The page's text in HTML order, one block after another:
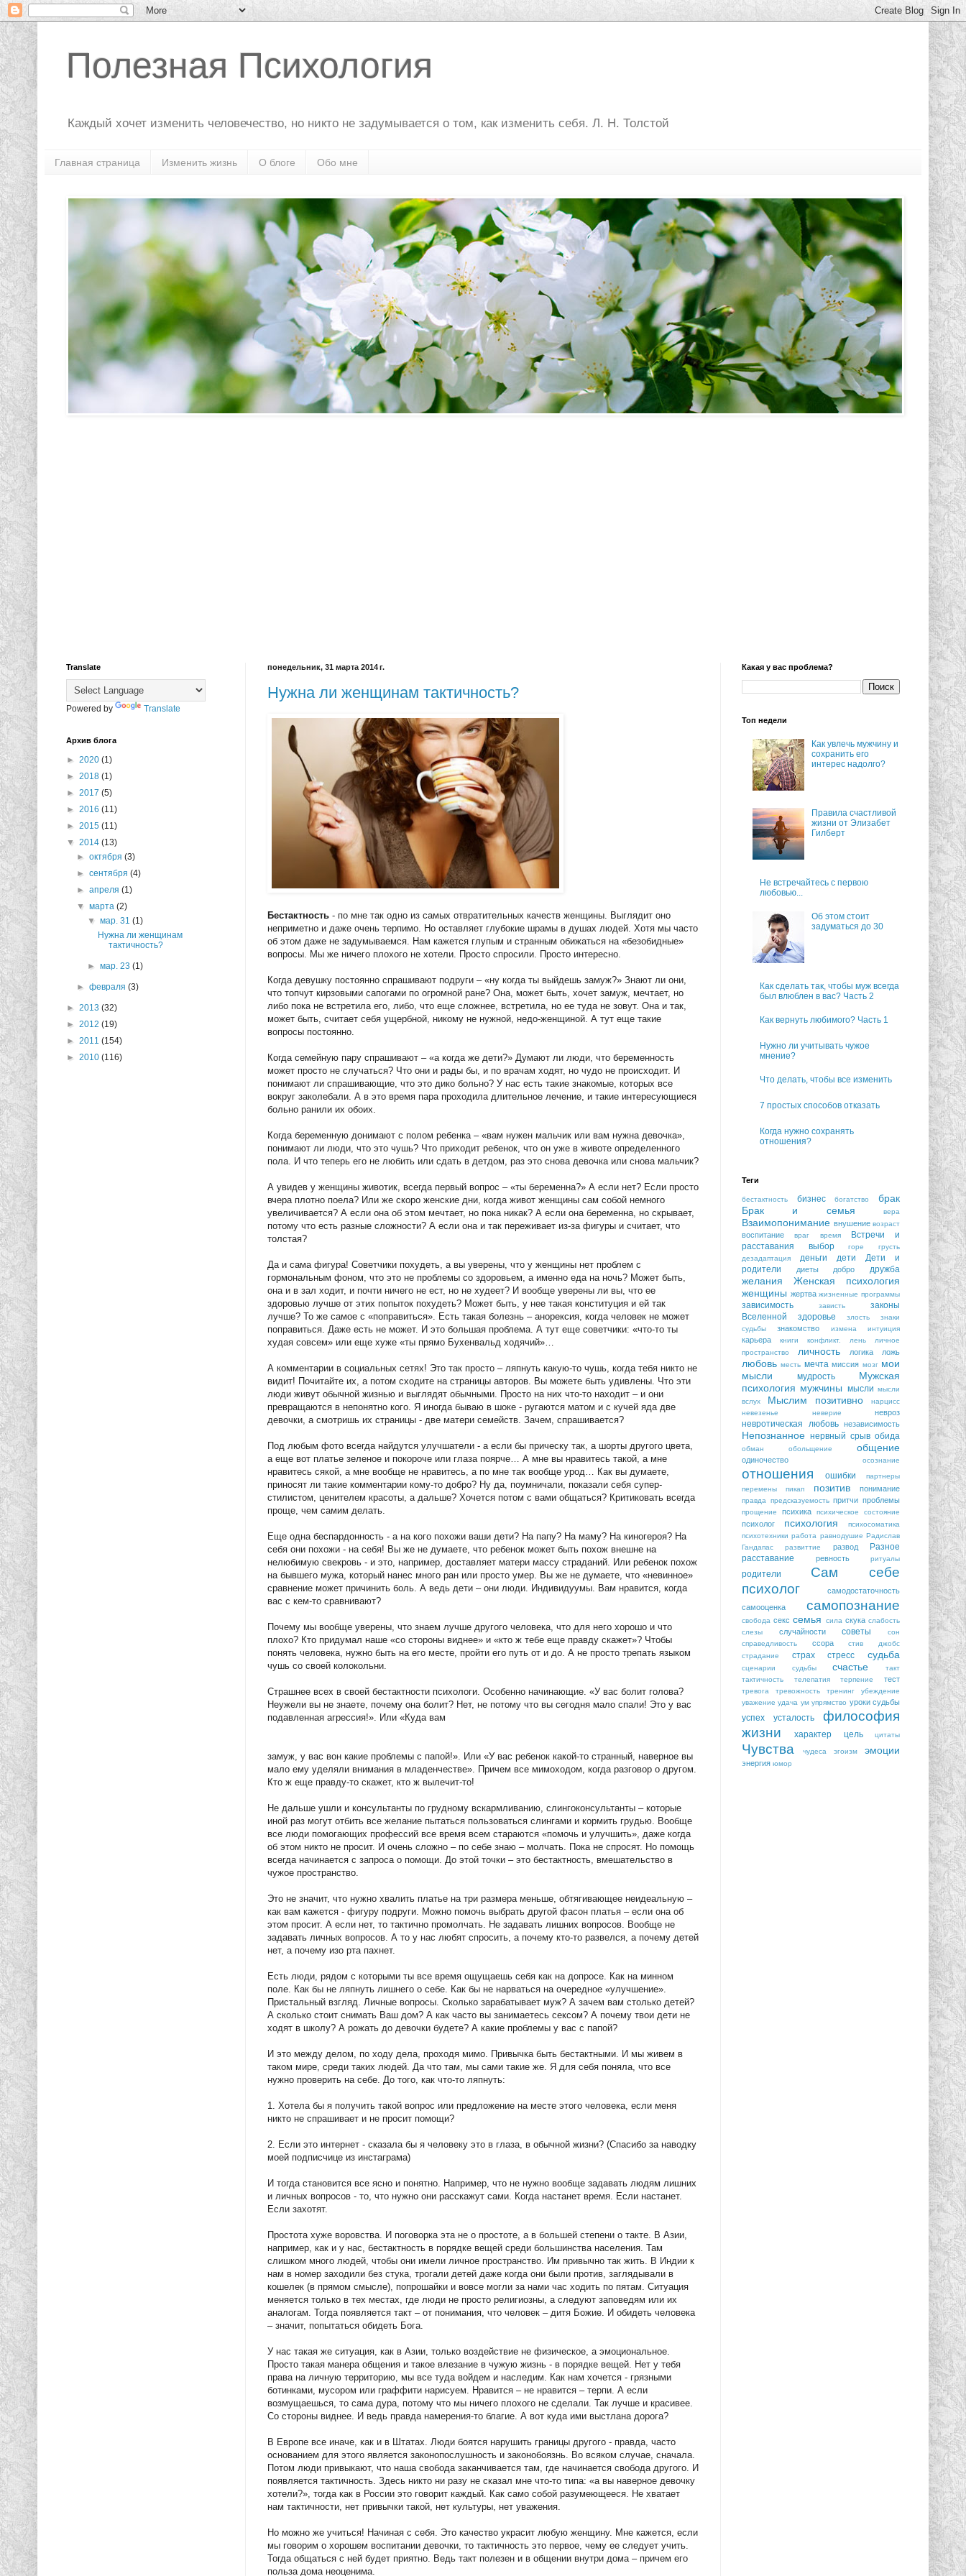
Полезная Психология
Каждый хочет изменить человечество, но никто не задумывается о том, как изменить себя. Л. Н. Толстой
Главная страница Изменить жизнь О блоге Обо мне
понедельник, 31 марта 2014 г.
Нужна ли женщинам тактичность?
Бестактность - по мне так одно из самых отвратительных качеств женщины. Выглядит оно
неприметно и даже очень терпимо. Но оставляет глубокие шрамы в душах людей. Хотя мы часто
об этом даже не задумываемся. Нам кажется глупым и странным обижаться на «безобидные»
вопросы. Мы же ничего плохого не хотели. Просто спросили. Просто интересно.
Когда девушку постоянно спрашивают подруги – «ну когда ты выйдешь замуж?» Знают ли они,
что топчут кирзовыми сапогами по огромной ране? Она, может быть, хочет замуж, мечтает, но
либо пока не встретила его, либо, что еще сложнее, встретила, но ее туда не зовут. Она и так,
может быть, считает себя ущербной, никому не нужной, недо-женщиной. А тут еще такие
вопросы постоянно.
Когда семейную пару спрашивают – «а когда же дети?» Думают ли люди, что беременность
может просто не случаться? Что они и рады бы, и по врачам ходят, но чудо не происходит. И
понимают ли спрашивающие, что это дико больно? У нас есть такие знакомые, которых все
вокруг заколебали. А в это время пара проходила длительное лечение, и такие интересующиеся
больно ранили их обоих.
Когда беременную донимают с полом ребенка – «вам нужен мальчик или вам нужна девочка»,
понимают ли люди, что это чушь? Что приходит ребенок, что он уже в животе определенного
пола. И что теперь его не любить или сдать в детдом, раз это снова девочка или снова мальчик?
А увидев у женщины животик, всегда первый вопрос – «ты беременна?» А если нет? Если просто
вчера плотно поела? Или же скоро женские дни, когда живот женщины сам собой немного
увеличивается? А если она об этом мечтает, но пока никак? А если она беременна, но скрывает,
потому что есть разные сложности? А если она и так переживает из-за фигуры и считает, что
толстая?
Да и сама фигура! Советчики похудеть, а вы уверены, что у женщины нет проблем с
гормональным фоном, что это не проблемы со здоровьем, а именно еда на ночь? Может быть,
она и в зал ходит, и почти ничего не ест, но не худеет? И вообще уверены ли вы, что ее
здоровью лучше от этих попыток похудеть? Может быть, у нее такая конституция и ей так
лучше? То же самое с «поправиться». Есть такая болезнь – анорексия, когда человек не может
поправиться. Даже есть не может. И это большая проблема. А тут еще советчики: «что-то ты
худая совсем» или еще хуже «ты прямо Бухенвальд ходячий»…
А комментарии в социальных сетях! Это так просто – ляпнуть какую-то чушь, когда тебя никто не
видит! Почитайте их, а потом сходите на страницы авторов. Вы можете быть удивлены. Что эти
люди живут обычной жизнью и выглядят обычными. Просто на них что-то находит – и они
превращаются в непонятно кого. Я иногда бываю в шоке - ругаются матом и с кучей яда две
девочки, а смотришь их страницы - две матери семейств. Зачем, спрашивается?
Под любым фото всегда найдутся улучшатели - а если бы прическу так, а шорты другого цвета,
а еще вот платье зеленое и покороче или глаза поярче… А мне вы нравитесь такой, а мне
нравитесь сякой, а мне вообще не нравитесь, а по мне так вообще урод… Как вы думаете,
приносят ли такие комментарии кому-то добро? Ну да, поумничали, показали себя супер-
стилистом, ценителем красоты, а дальше? Хочется потом с вами общаться? Критиковать всегда
проще, чем самим делать.
Еще одна беспардонность - а на кого похожи ваши дети? На папу? На маму? На киногероя? На
себя они похожи - на себя! Вы же не думаете, что ребенок может быть похож внешне на
нелюбимую свекровь - и это, например, доставляет матери массу страданий. Или ребенок похож
на бывшего мужа, который нанес много ран или просто умер. Вы же не думаете, что «невинное»
сравнение может причинить боль. А ведь дети – они люди. Индивидуумы. Вам нравится, когда
вас с кем-то сравнивают?
Почему мы вообще уверены, что знаем лучше другого человека, что для него хорошо и что
плохо? Кто придумал наше «со стороны виднее» и «кто ж тебе еще правду скажет»? Чтобы
понять человека, нужно быть на его месте, пройти его путь от и до. А не просто трепать языком
чушь со своей колокольни.
Страшнее всех в своей бестактности психологи. Особенно начинающие. «У вас болит голова?
Неужели вы не знаете, почему она болит? Нет, не потому что вы сегодня мало спали! Это у вас
подавленная агрессия!». Или «Куда вам
замуж, у вас вон какие проблемы с папой!». Или «У вас ребенок какой-то странный, наверное вы
мало ему уделяли внимания в младенчестве». Причем все мимоходом, когда разговор о другом.
Кто ж еще правду-то скажет, кто ж вылечит-то!
Не дальше ушли и консультанты по грудному вскармливанию, слингоконсультанты – которые
иной раз могут отбить все желание пытаться пользоваться слингами и кормить грудью. Вообще
все люди помогающих профессий все время всем стараются «помочь и улучшить», даже когда
об этом никто не просит. И очень сложно – по себе знаю – молчать. Пока не спросят. Но помощь
всегда начинается с запроса о помощи. До этой точки – это бестактность, вмешательство в
чужое пространство.
Это не значит, что нужно хвалить платье на три размера меньше, обтягивающее неидеальную –
как вам кажется - фигуру подруги. Можно помочь выбрать другой фасон платья – если она об
этом просит. А если нет, то тактично промолчать. Не задавать лишних вопросов. Вообще не
задавать личных вопросов. А то у нас любят спросить, а почему кто-то развелся, а почему детей
нет, а почему изо рта пахнет.
Есть люди, рядом с которыми ты все время ощущаешь себя как на допросе. Как на минном
поле. Как бы не ляпнуть лишнего о себе. Как бы не нарваться на очередное «улучшение».
Пристальный взгляд. Личные вопросы. Сколько зарабатывает муж? А зачем вам столько детей?
А сколько стоит снимать Ваш дом? А как часто вы занимаетесь сексом? А почему твои дети не
ходят в школу? А рожать до девочки будете? А какие проблемы у вас с папой?
И это между делом, по ходу дела, проходя мимо. Привычка быть бестактными. И мы живем в
таком мире, среди таких людей. Да что там, мы сами такие же. Я для себя поняла, что все
нужно проверить на себе. До того, как что-то ляпнуть:
1. Хотела бы я получить такой вопрос или предложение на месте этого человека, если меня
никто не спрашивает и не просит помощи?
2. Если это интернет - сказала бы я человеку это в глаза, в обычной жизни? (Спасибо за наводку
моей подписчице из инстаграма)
И тогда становится все ясно и понятно. Например, что не нужно вообще задавать людям лишних
и личных вопросов - то, что нужно они расскажут сами. Когда настанет время. Если настанет.
Если захотят.
Простота хуже воровства. И поговорка эта не о простоте, а в большей степени о такте. В Азии,
например, как и у нас, бестактность в порядке вещей среди большинства населения. Там
слишком много людей, чтобы они имели личное пространство. Им привычно так жить. В Индии к
нам в номер заходили без стука, трогали детей даже когда они были против, заглядывали в
кошелек (в прямом смысле), попрошайки и вовсе могли за нами час ходить по пятам. Ситуация
меняется только в тех местах, где люди не просто религиозны, а следуют заповедям или их
аналогам. Тогда появляется такт – от понимания, что человек – дитя Божие. И обидеть человека
– значит, попытаться обидеть Бога.
У нас такая же ситуация, как в Азии, только воздействие не физическое, а эмоциональное.
Просто такая манера общения и такое влезание в чужую жизнь - в порядке вещей. Нет у тебя
права на личную территорию, мы все туда войдем и наследим. Как нам хочется - грязными
ботинками, мусором или граффити нарисуем. Нравится – не нравится – терпи. А если
возмущаешься, то сама дура, потому что мы ничего плохого не сделали. Так лучше и красивее.
Со стороны виднее. И ведь правда намерения-то благие. А вот куда ими выстлана дорога?
В Европе все иначе, как и в Штатах. Люди боятся нарушить границы другого - правда, часто
основанием для этого является законопослушность и законобоязнь. Во всяком случае, сначала.
Потом люди привыкают, что наша свобода заканчивается там, где начинается свобода другого. И
появляется тактичность. Здесь никто ни разу не сказал мне что-то типа: «а вы наверное девочку
хотели?», тогда как в России это говорит каждый. Как само собой разумеющееся. Не хватает
нам тактичности, нет привычки такой, нет культуры, нет уважения.
Но можно же учиться! Начиная с себя. Это качество украсит любую женщину. Мне кажется, если
мы говорим о хорошем воспитании девочки, то тактичность это первое, чему ее следует учить.
Тогда общаться с ней будет приятно. Ведь такт полезен и в общении внутри дома – причем его
польза дома неоценима.
Translate
Powered by Translate
Архив блога
► 2020 (1)
► 2018 (1)
► 2017 (5)
► 2016 (11)
► 2015 (11)
▼ 2014 (13)
►октября(3)
►сентября(4)
►апреля(1)
▼марта(2)
▼ мар. 31 (1)
Нужна ли женщинам
тактичность?
► мар. 23 (1)
►февраля(3)
► 2013 (32)
► 2012 (19)
► 2011 (154)
► 2010 (116)
Какая у вас проблема?
Топ недели
Как увлечь мужчину и
сохранить его
интерес надолго?
Правила счастливой
жизни от Элизабет
Гилберт
Не встречайтесь с первою
любовью...
Об этом стоит
задуматься до 30
Как сделать так, чтобы муж всегда
был влюблен в вас? Часть 2
Как вернуть любимого? Часть 1
Нужно ли учитывать чужое
мнение?
Что делать, чтобы все изменить
7 простых способов отказать
Когда нужно сохранять
отношения?
Теги
бестактность бизнес богатство
брак
Брак и семья
вера
Взаимопонимание внушение возраст
воспитание враг время
Встречи и
расставания
выбор горе
грусть
дезадаптация
деньги дети
Дети и
родители
диеты добро дружба
желания
Женская психология
женщины жертва жизненные программы
зависимость зависть
законы
Вселенной
здоровье злость
знаки
судьбы
знакомство измена интуиция
карьера книги конфликт. лень
личное
пространство
личность логика ложь
любовь месть мечта миссия мозг мои
мысли
мудрость
Мужская
психология мужчины мысли мысли
вслух
Мыслим позитивно
нарцисс
невезенье
неверие невроз
невротическая любовь независимость
Непознанное нервный срыв обида
обман обольщение общение
одиночество осознание
отношения ошибки
партнеры
перемены
пикап позитив понимание
правда предсказуемость притчи проблемы
прощение психика психическое состояние
психолог психология
психосоматика
психотехники работа равнодушие Радислав
Гандапас
развиттие развод
Разное
расставание
ревность ритуалы
родители
Сам себе
психолог
самодостаточность
самооценка
самопознание
свобода секс семья сила скука слабость
слезы
случайности советы
сон
справедливость
ссора
стив джобс
страдание
страх стресс судьба
сценарии судьбы счастье
такт
тактичность
телепатия терпение тест
тревога тревожность тренинг
убеждение
уважение удача ум упрямство уроки судьбы
успех усталость
философия
жизни
характер цель цитаты
Чувства чудеса эгоизм эмоции
энергия юмор